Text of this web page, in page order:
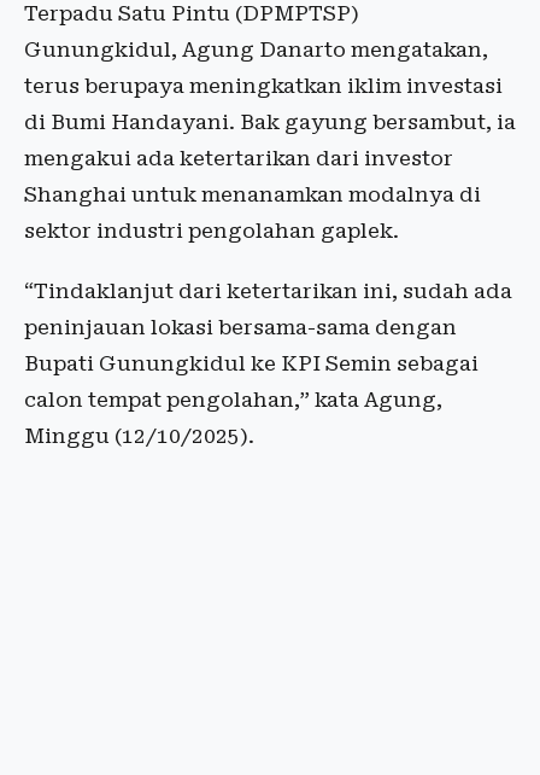
Terpadu Satu Pintu (DPMPTSP)
Gunungkidul, Agung Danarto mengatakan,
terus berupaya meningkatkan iklim investasi
di Bumi Handayani. Bak gayung bersambut, ia
mengakui ada ketertarikan dari investor
Shanghai untuk menanamkan modalnya di
sektor industri pengolahan gaplek.
“Tindaklanjut dari ketertarikan ini, sudah ada
peninjauan lokasi bersama-sama dengan
Bupati Gunungkidul ke KPI Semin sebagai
calon tempat pengolahan,” kata Agung,
Minggu (12/10/2025).